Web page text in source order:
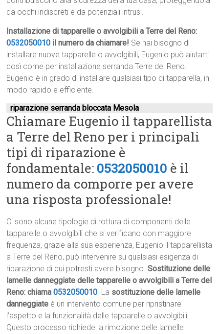
da occhi indiscreti e da potenziali intrusi.
Installazione di tapparelle o avvolgibili a Terre del Reno:
0532050010 il numero da chiamare! Se hai bisogno di
installare nuove tapparelle o avvolgibili, Eugenio può aiutarti
così come per installazione serranda Terre del Reno.
Eugenio è in grado di installare qualsiasi tipo di tapparella, in
modo rapido e efficiente.
riparazione serranda bloccata Mesola
Chiamare Eugenio il tapparellista
a Terre del Reno per i principali
tipi di riparazione è
fondamentale: 0532050010 è il
numero da comporre per avere
una risposta professionale!
Ci sono alcune tipologie di rottura di componenti delle
tapparelle o avvolgibili che si verificano con maggiore
frequenza, grazie alla sua esperienza, Eugenio il tapparellista
a Terre del Reno, può intervenire su qualsiasi esigenza di
riparazione di cui potresti avere bisogno.Sostituzione delle
lamelle danneggiate delle tapparelle o avvolgibili a Terre del
Reno: chiama0532050010 La sostituzione delle lamelle
danneggiate è un intervento comune per ripristinare
l’aspetto e la funzionalità delle tapparelle o avvolgibili.
Questo processo richiede la rimozione delle lamelle